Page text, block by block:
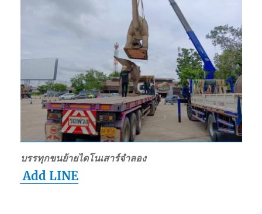
บรรทุกขนย้ายไดโนเสาร์จำลอง
Add LINE